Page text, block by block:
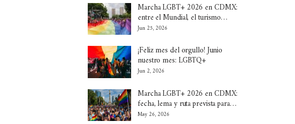
Marcha LGBT+ 2026 en CDMX:
entre el Mundial, el turismo…
Jun 25, 2026
¡Feliz mes del orgullo! Junio
nuestro mes: LGBTQ+
Jun 2, 2026
Marcha LGBT+ 2026 en CDMX:
fecha, lema y ruta prevista para…
May 26, 2026